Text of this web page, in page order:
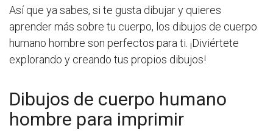
Así que ya sabes, si te gusta dibujar y quieres
aprender más sobre tu cuerpo, los dibujos de cuerpo
humano hombre son perfectos para ti. ¡Diviértete
explorando y creando tus propios dibujos!
Dibujos de cuerpo humano
hombre para imprimir